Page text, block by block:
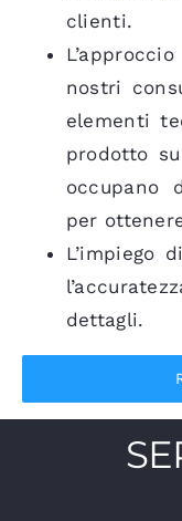
clienti.
nostri
elementi
prodotto
occupano
per
L’impiego
dettagli.